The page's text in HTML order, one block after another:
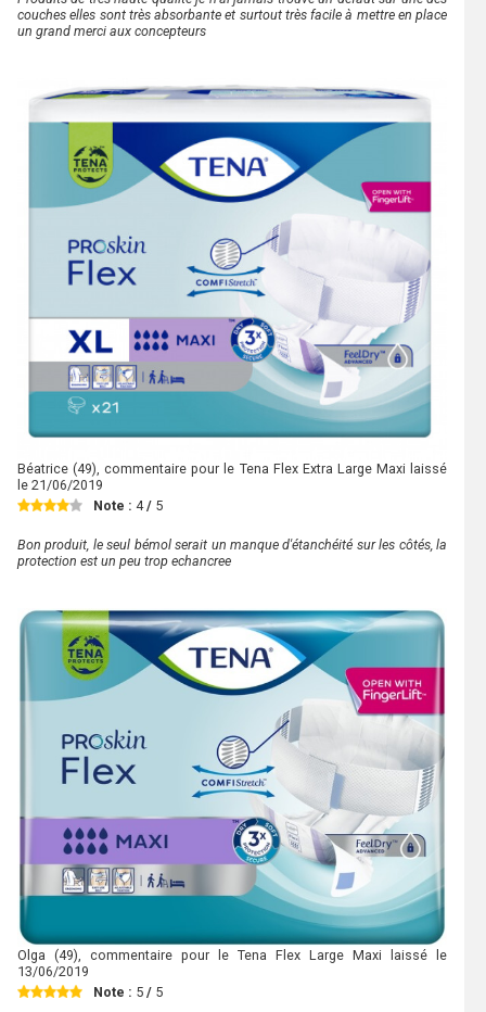
couches elles sont très absorbante et surtout très facile à mettre en place
un grand merci aux concepteurs
Béatrice (49), commentaire pour le Tena Flex Extra Large Maxi laissé
le 21/06/2019
Note : 4/ 5
Bon produit, le seul bémol serait un manque d'étanchéité sur les côtés, la
protection est un peu trop echancree
Olga (49), commentaire pour le Tena Flex Large Maxi laissé le
13/06/2019
Note : 5 / 5